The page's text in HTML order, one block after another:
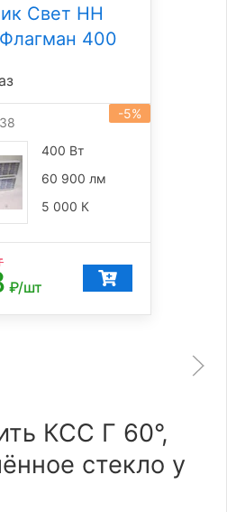
Свет НН
400
-5%
400 Вт
60 900 лм
5 000 К
₽/шт
КСС Г 60°,
стекло у